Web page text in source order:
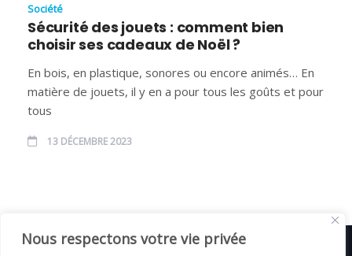
Nous respectons votre vie privée
Société
Sécurité des jouets : comment bien
choisir ses cadeaux de Noël ?
En bois, en plastique, sonores ou encore animés… En
matière de jouets, il y en a pour tous les goûts et pour
tous
13 DÉCEMBRE 2023